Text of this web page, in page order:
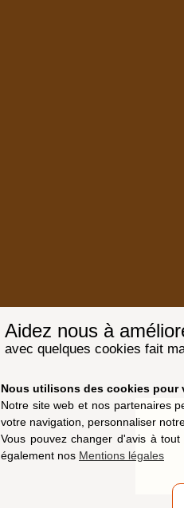
Aidez nous à
avec quelques cookies fait
Nous utilisons des cookies pour
Notre site web et nos partenaires
votre navigation, personnaliser
Vous pouvez changer d'avis à
également nos Mentions légales